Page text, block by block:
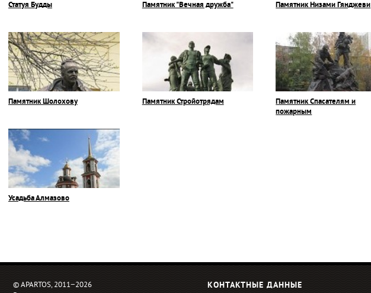
Статуя Будды Памятник "Вечная дружба" Памятник Низами Гянджеви
Памятник Шолохову Памятник Стройотрядам
Памятник Спасателям и
пожарным
Усадьба Алмазово
© APARTOS, 2011−2026
КОНТАКТНЫЕ ДАННЫЕ